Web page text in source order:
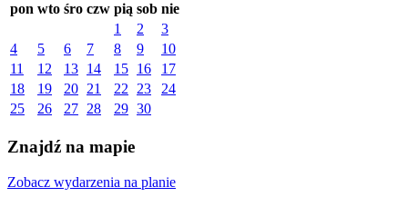
pon wto śro czw pią sob nie
1
2
3
4
5 6 7 8 9
10
11
12 13 14 15 16
17
18
19 20 21 22 23
24
25
26 27 28 29 30
Znajdź na mapie
Zobacz wydarzenia na planie